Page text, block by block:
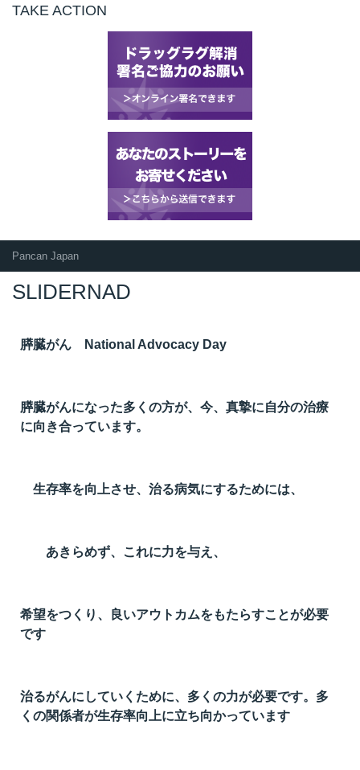
TAKE ACTION
Pancan Japan
SLIDERNAD
膵臓がん National Advocacy Day
膵臓がんになった多くの方が、今、真摯に自分の治療
に向き合っています。
生存率を向上させ、治る病気にするためには、
あきらめず、これに力を与え、
希望をつくり、良いアウトカムをもたらすことが必要
です
治るがんにしていくために、多くの力が必要です。多
くの関係者が生存率向上に立ち向かっています